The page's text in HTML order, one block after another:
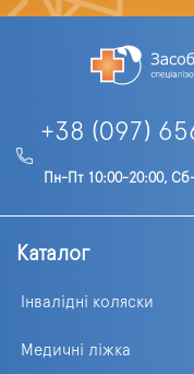
+38 (097)
Пн-Пт 10:00-20:00,
Каталог
Інвалідні коляски
Медичні ліжка